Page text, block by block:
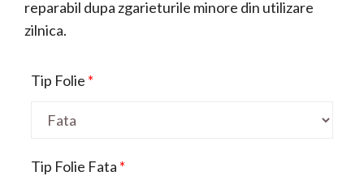
reparabil dupa zgarieturile minore din utilizare
zilnica.
Tip Folie *
Tip Folie Fata *